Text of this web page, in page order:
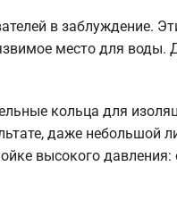
в заблуждение.
место для воды.
кольца для
даже небольшой
высокого давления: